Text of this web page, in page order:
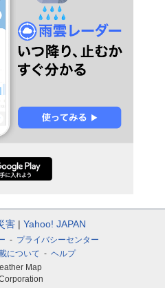
害 Yahoo! JAPAN
プライバシーセンター
について
ヘルプ
Map